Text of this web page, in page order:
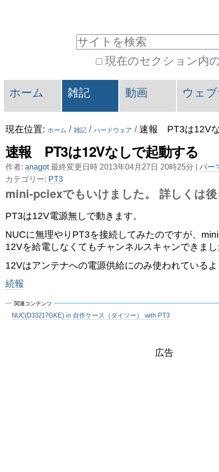
ツ
飛
ぶ
|
ナ
ビ
ゲ
ー
シ
ョ
ン
に
ル
ー
ル
現在のセクション内
細
セ
シ
ョ
ン
ホーム 雑記 動画 ウェ
現在位置: ホーム / 雑記 / ハードウェア / 速報 PT3は12V
速報 PT3は12Vなしで起動する
作者: anagot最終変更日時 2013年04月27日 20時25分 | パー
カテゴリー: PT3
mini-pciexでもいけました。 詳しくは
PT3は12V電源無しで動きます。
NUCに無理やりPT3を接続してみたのですが、
12Vを給電しなくてもチャンネルスキャンできま
12Vはアンテナへの電源供給にのみ使われている
続報
関連コンテンツ
NUC(D33217GKE) in 自作ケース（ダイソー） with PT3
広告